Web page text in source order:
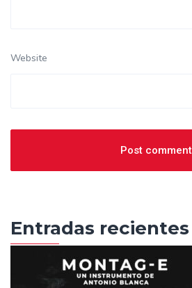
Website
Entradas recientes